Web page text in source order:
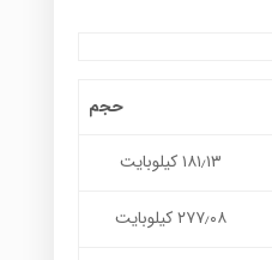
حجم
۱۸۱٫۱۳ کیلوبایت
۲۷۷٫۰۸ کیلوبایت